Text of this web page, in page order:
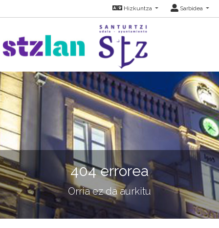
Hizkuntza Sarbidea
404 errorea
Orria ez da aurkitu